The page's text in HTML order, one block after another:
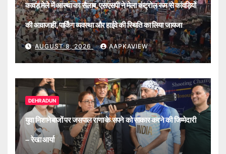
कावड़ मेले में आस्था का सैलाब, एसएसपी ने मेला कंट्रोल रूम से कांवड़ियों
की आवाजाही, पार्किंग व्यवस्था और हाईवे की स्थिति का लिया जायजा
AUGUST 8, 2026 AAPKAVIEW
DEHRADUN
युवा निशानेबाजों पर जसपाल राणा के सपने को साकार करने की जिम्मेदारी
– रेखा आर्या